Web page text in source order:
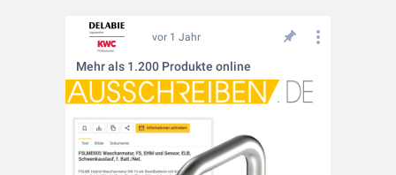
vor 1 Jahr
Mehr als 1.200 Produkte online